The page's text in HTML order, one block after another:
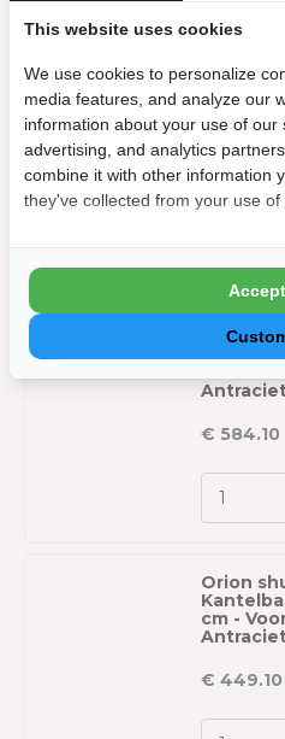
Kleur
Kleur:
Kleurcode:
Stel jouw
Accessoires voor de 3
€ 584.10
Orion
cm -
€ 449.10
This website uses cookies
We use cookies to personalize
media features, and analyze our
information about your use of our
advertising, and analytics
combine it with other information
they've collected from your use of